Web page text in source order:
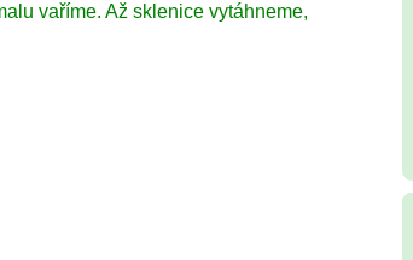
vaříme. Až sklenice vytáhneme,